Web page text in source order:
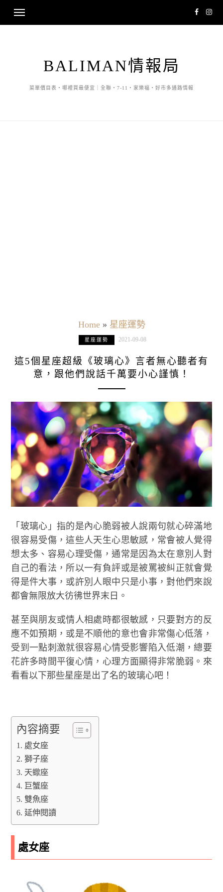
BALIMAN情報局
菜單價目表・哪裡買最便宜｜全聯・7-11・家樂福・好市多通路情報
Home» 星座運勢
星座運勢 2021-09-08
這5個星座超級《玻璃心》言者無心聽者有
意，跟他們說話千萬要小心謹慎！
「玻璃心」指的是內心脆弱被人說兩句就心碎滿地
很容易受傷，這些人天生心思敏感，常會被人覺得
想太多、容易心理受傷，通常是因為太在意別人對
自己的看法，所以一有負評或是被罵被糾正就會覺
得是件大事，或許別人眼中只是小事，對他們來說
都會無限放大彷彿世界末日。
甚至與朋友或情人相處時都很敏感，只要對方的反
應不如預期，或是不順他的意也會非常傷心低落，
受到一點刺激就很容易心情受影響陷入低潮，總要
花許多時間平復心情，心理方面顯得非常脆弱。來
看看以下那些星座是出了名的玻璃心吧！
內容摘要
處女座
獅子座
天蠍座
巨蟹座
雙魚座
延伸閱讀
處女座